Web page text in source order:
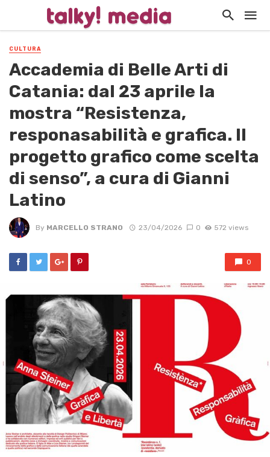
CULTURA
Accademia di Belle Arti di
Catania: dal 23 aprile la
mostra “Resistenza,
responasabilità e grafica. Il
progetto grafico come scelta
di senso”, a cura di Gianni
Latino
By MARCELLO STRANO 23/04/2026 0 572 views
0